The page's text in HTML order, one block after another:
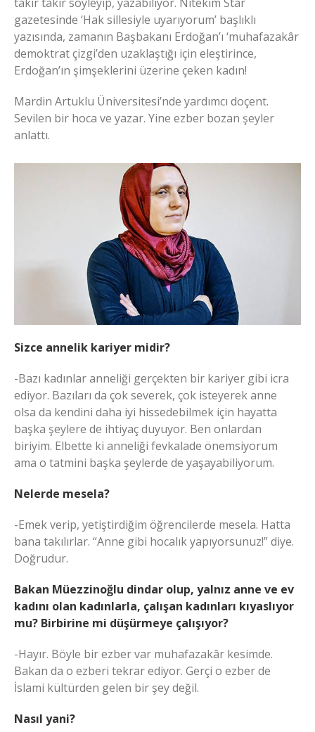
gazetesinde ‘Hak sillesiyle uyarıyorum’ başlıklı
yazısında, zamanın Başbakanı Erdoğan’ı ‘muhafazakâr
demoktrat çizgi’den uzaklaştığı için eleştirince,
Erdoğan’ın şimşeklerini üzerine çeken kadın!
Mardin Artuklu Üniversitesi’nde yardımcı doçent.
Sevilen bir hoca ve yazar. Yine ezber bozan şeyler
anlattı.
Sizce annelik kariyer midir?
-Bazı kadınlar anneliği gerçekten bir kariyer gibi icra
ediyor. Bazıları da çok severek, çok isteyerek anne
olsa da kendini daha iyi hissedebilmek için hayatta
başka şeylere de ihtiyaç duyuyor. Ben onlardan
biriyim. Elbette ki anneliği fevkalade önemsiyorum
ama o tatmini başka şeylerde de yaşayabiliyorum.
Nelerde mesela?
-Emek verip, yetiştirdiğim öğrencilerde mesela. Hatta
bana takılırlar. “Anne gibi hocalık yapıyorsunuz!” diye.
Doğrudur.
Bakan Müezzinoğlu dindar olup, yalnız anne ve ev
kadını olan kadınlarla, çalışan kadınları kıyaslıyor
mu? Birbirine mi düşürmeye çalışıyor?
-Hayır. Böyle bir ezber var muhafazakâr kesimde.
Bakan da o ezberi tekrar ediyor. Gerçi o ezber de
İslami kültürden gelen bir şey değil.
Nasıl yani?